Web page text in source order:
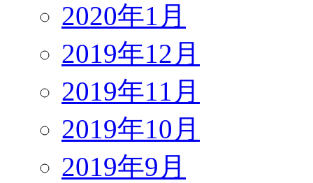
2020年1月
2019年12月
2019年11月
2019年10月
2019年9月